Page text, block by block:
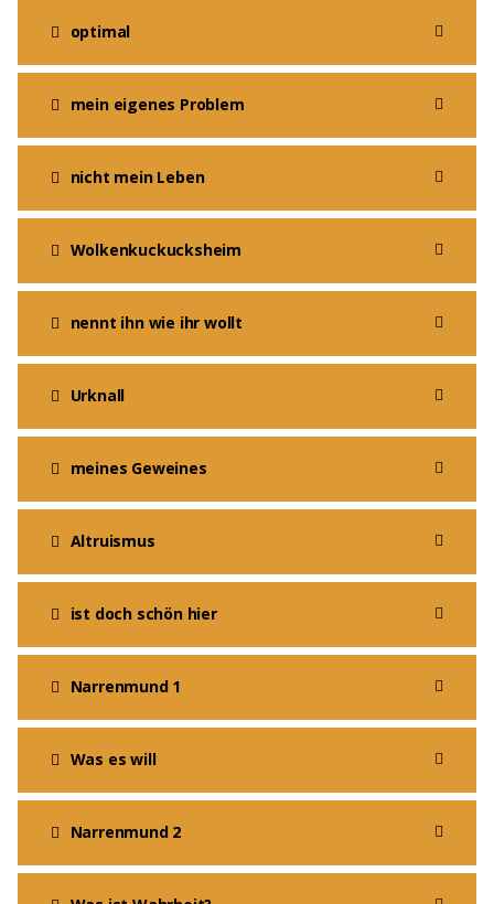
optimal
mein eigenes Problem
nicht mein Leben
Wolkenkuckucksheim
nennt ihn wie ihr wollt
Urknall
meines Geweines
Altruismus
ist doch schön hier
Narrenmund 1
Was es will
Narrenmund 2